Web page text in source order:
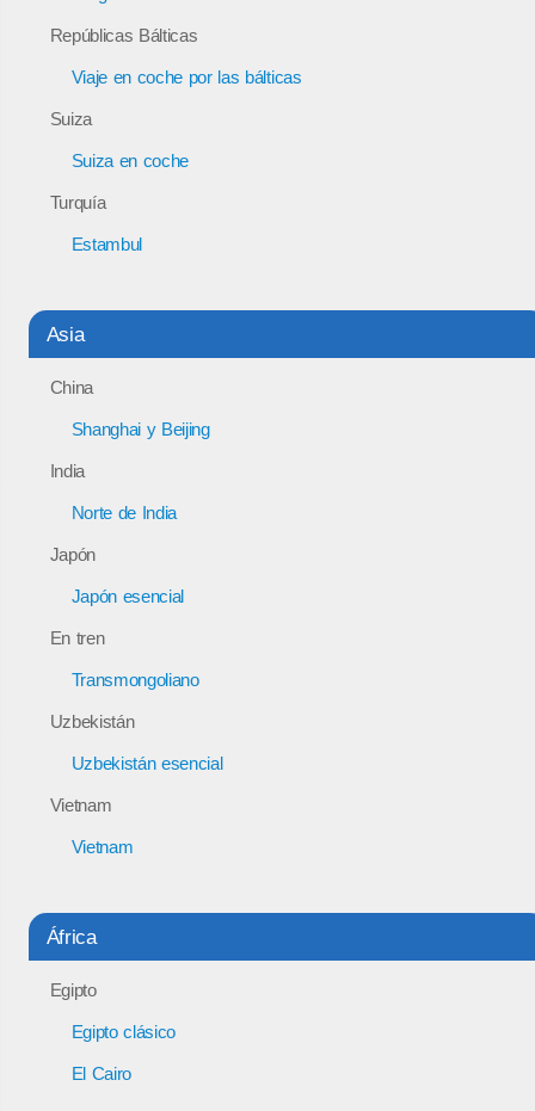
Repúblicas Bálticas
Viaje en coche por las bálticas
Suiza
Suiza en coche
Turquía
Estambul
Asia
China
Shanghai y Beijing
India
Norte de India
Japón
Japón esencial
En tren
Transmongoliano
Uzbekistán
Uzbekistán esencial
Vietnam
Vietnam
África
Egipto
Egipto clásico
El Cairo